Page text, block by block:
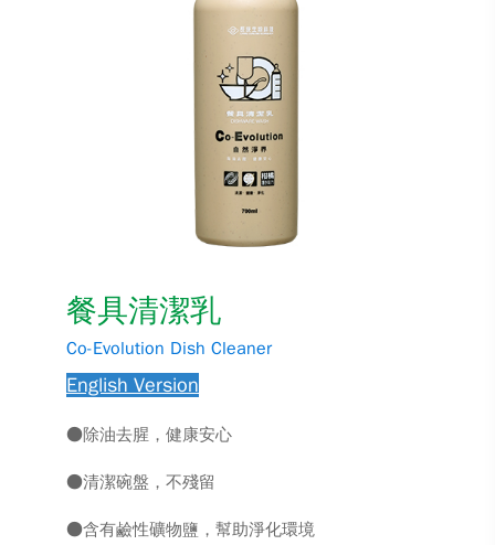
餐具清潔乳
Co-Evolution Dish Cleaner
English Version
●除油去腥，健康安心
●清潔碗盤，不殘留
●含有鹼性礦物鹽，幫助淨化環境